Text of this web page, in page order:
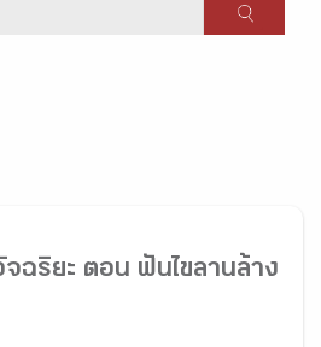
ฉริยะ ตอน ฟันไขลานล้าง